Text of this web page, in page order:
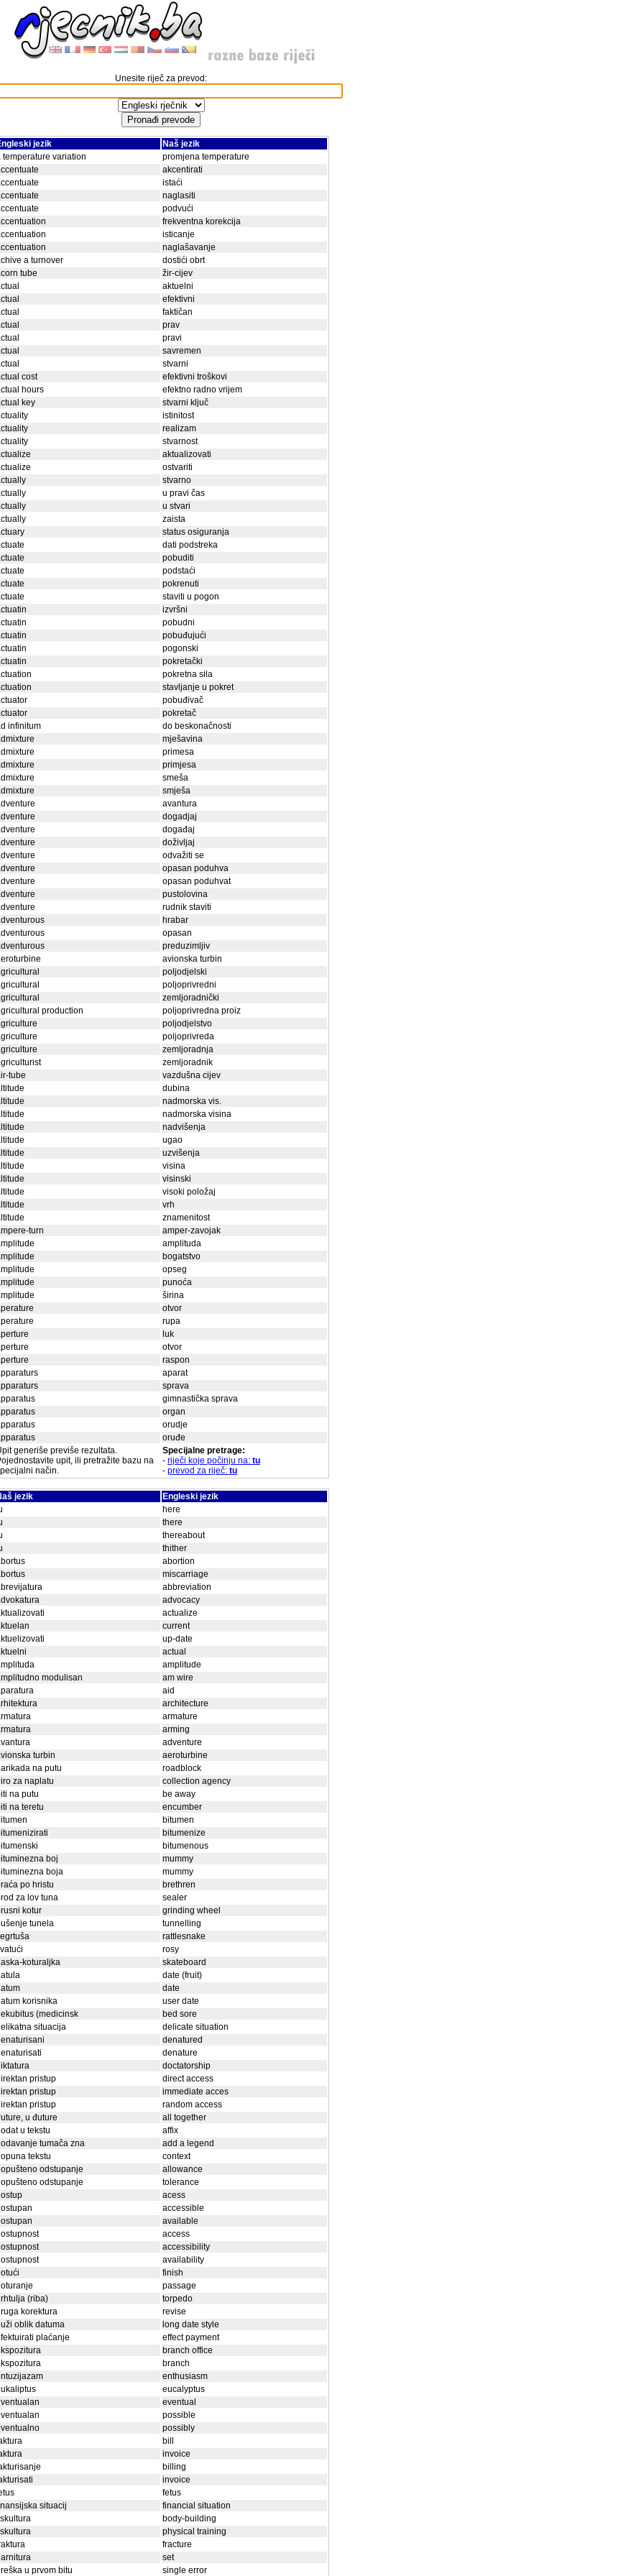
Unesite riječ za prevod:
jezik
Naš jezik
temperature variation
promjena temperature
akcentirati
istaći
naglasiti
podvući
frekventna korekcija
isticanje
naglašavanje
a turnover
dostići obrt
tube
žir-cijev
aktuelni
efektivni
faktičan
prav
pravi
savremen
stvarni
cost
efektivni troškovi
hours
efektno radno vrijem
key
stvarni ključ
istinitost
realizam
stvarnost
aktualizovati
ostvariti
stvarno
u pravi čas
u stvari
zaista
status osiguranja
dati podstreka
pobuditi
podstaći
pokrenuti
staviti u pogon
izvršni
pobudni
pobuđujući
pogonski
pokretački
pokretna sila
stavljanje u pokret
pobuđivač
pokretač
infinitum
do beskonačnosti
mješavina
primesa
primjesa
smeša
smješa
avantura
dogadjaj
događaj
doživljaj
odvažiti se
opasan poduhva
opasan poduhvat
pustolovina
rudnik staviti
hrabar
opasan
preduzimljiv
avionska turbin
poljodjelski
poljoprivredni
zemljoradnički
production
poljoprivredna proiz
poljodjelstvo
poljoprivreda
zemljoradnja
zemljoradnik
tube
vazdušna cijev
dubina
nadmorska vis.
nadmorska visina
nadvišenja
ugao
uzvišenja
visina
visinski
visoki položaj
vrh
znamenitost
turn
amper-zavojak
amplituda
bogatstvo
opseg
punoća
širina
otvor
rupa
luk
otvor
raspon
aparat
sprava
gimnastička sprava
organ
orudje
oruđe
generiše previše rezultata.
upit, ili pretražite bazu na
način.
Specijalne pretrage:
- riječi koje počinju na: tu
- prevod za riječ: tu
jezik
Engleski jezik
here
there
thereabout
thither
abortion
miscarriage
abbreviation
advocacy
actualize
current
up-date
actual
amplitude
modulisan
am wire
aid
architecture
armature
arming
adventure
turbin
aeroturbine
na putu
roadblock
za naplatu
collection agency
na putu
be away
na teretu
encumber
bitumen
bitumenize
bitumenous
boj
mummy
boja
mummy
po hristu
brethren
za lov tuna
sealer
kotur
grinding wheel
tunela
tunnelling
rattlesnake
rosy
koturaljka
skateboard
date (fruit)
date
korisnika
user date
(medicinsk
bed sore
situacija
delicate situation
denatured
denature
doctatorship
pristup
direct access
pristup
immediate acces
pristup
random access
u đuture
all together
u tekstu
affix
tumača zna
add a legend
tekstu
context
odstupanje
allowance
odstupanje
tolerance
acess
accessible
available
access
accessibility
availability
finish
passage
(riba)
torpedo
korektura
revise
oblik datuma
long date style
plaćanje
effect payment
branch office
branch
enthusiasm
eucalyptus
eventual
possible
possibly
bill
invoice
billing
invoice
fetus
situacij
financial situation
body-building
physical training
fracture
set
u prvom bitu
single error